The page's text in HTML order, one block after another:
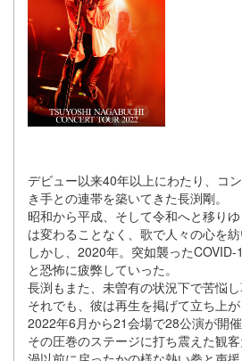
デビュー以来40年以上にわたり、コ
き手との連帯を築いてきた長渕剛。
昭和から平成、そして令和へと移り
は変わることなく、歌で人々の心を紡
しかし、2020年。突如襲った
と恐怖に疲弊していった。
長渕もまた、未曽有の状況下で苦悩し
それでも、彼は再生を掲げて立ち上が
2022年6月から21会場で28公演が開催
その圧巻のステージに打ち震えた観